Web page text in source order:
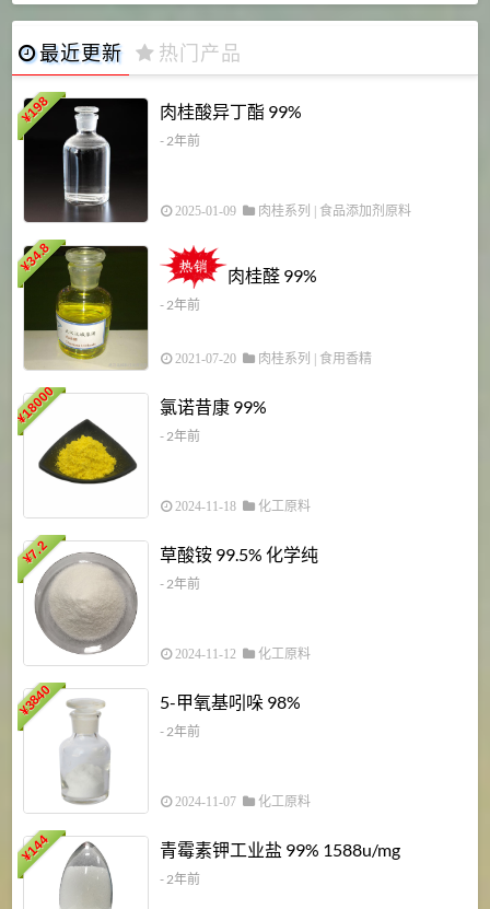
最近更新 热门产品
¥
198 肉桂酸异丁酯 99%
- 2年前
2025-01-09 肉桂系列 食品添加剂原料
¥
34.8
肉桂醛 99%
- 2年前
2021-07-20 肉桂系列 食用香精
¥
18000 氯诺昔康 99%
- 2年前
2024-11-18 化工原料
¥
7.2 草酸铵 99.5% 化学纯
- 2年前
2024-11-12 化工原料
¥
3840 5-甲氧基吲哚 98%
- 2年前
2024-11-07 化工原料
¥
144 青霉素钾工业盐 99% 1588u/mg
- 2年前